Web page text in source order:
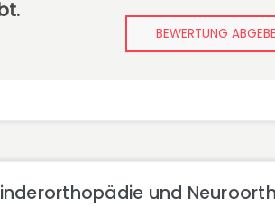
BEWERTUNG
und